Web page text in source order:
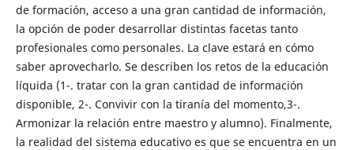
de formación, acceso a una gran cantidad de información,
la opción de poder desarrollar distintas facetas tanto
profesionales como personales. La clave estará en cómo
saber aprovecharlo. Se describen los retos de la educación
líquida (1-. tratar con la gran cantidad de información
disponible, 2-. Convivir con la tiranía del momento,3-.
Armonizar la relación entre maestro y alumno). Finalmente,
la realidad del sistema educativo es que se encuentra en un